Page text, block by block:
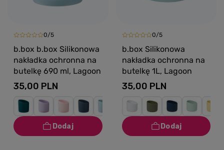
0/5
b.box b.box Silikonowa
nakładka ochronna na
butelkę 690 ml, Lagoon
35,00 PLN
0/5
b.box Silikonowa
nakładka ochronna na
butelkę 1L, Lagoon
35,00 PLN